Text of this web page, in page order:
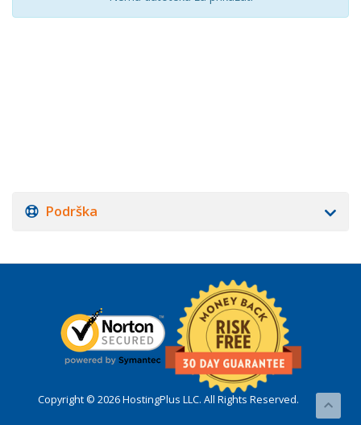
Podrška
Copyright © 2026 HostingPlus LLC. All Rights Reserved.